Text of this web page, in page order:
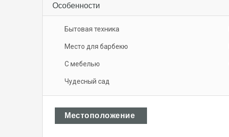
Особенности
Бытовая техника
Место для барбекю
С мебелью
Чудесный сад
Местоположение